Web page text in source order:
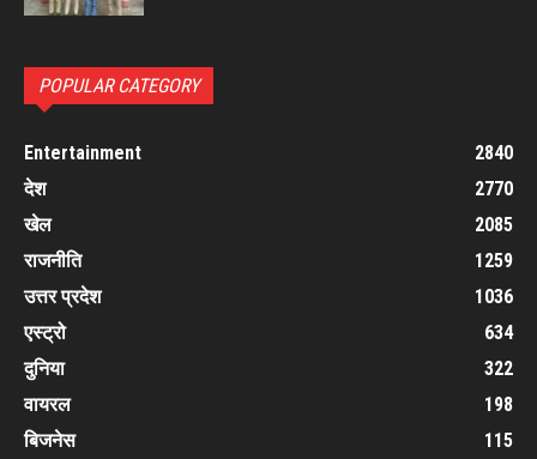
POPULAR CATEGORY
Entertainment
2840
देश
2770
खेल
2085
राजनीति
1259
उत्तर प्रदेश
1036
एस्ट्रो
634
दुनिया
322
वायरल
198
बिजनेस
115